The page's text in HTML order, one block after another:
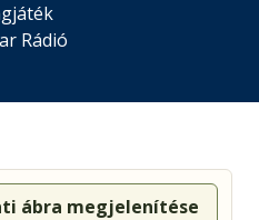
Rádió
ábra megjelenítése